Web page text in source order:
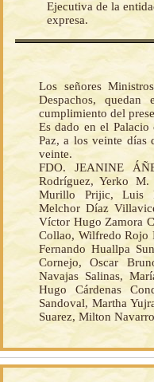
Ejecutiva de la
expresa.
Los señores
Despachos,
cumplimiento del
Es dado en el
Paz, a los veinte días
veinte.
FDO. JEANINE
Rodríguez, Yerko
Murillo Prijic, Luis
Melchor Díaz
Víctor Hugo Zamora
Collao, Wilfredo Rojo
Fernando Huallpa
Cornejo, Oscar
Navajas Salinas,
Hugo Cárdenas
Sandoval, Martha
Suarez, Milton